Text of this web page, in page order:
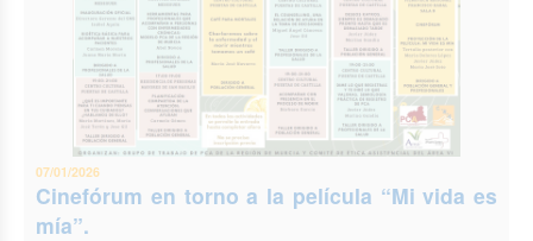
07/01/2026
Cinefórum en torno a la película “Mi vida es
mía”.